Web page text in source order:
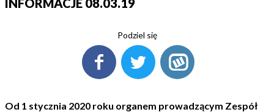
INFORMACJE 08.03.19
Podziel się
Od 1 stycznia 2020 roku organem prowadzącym Zespół